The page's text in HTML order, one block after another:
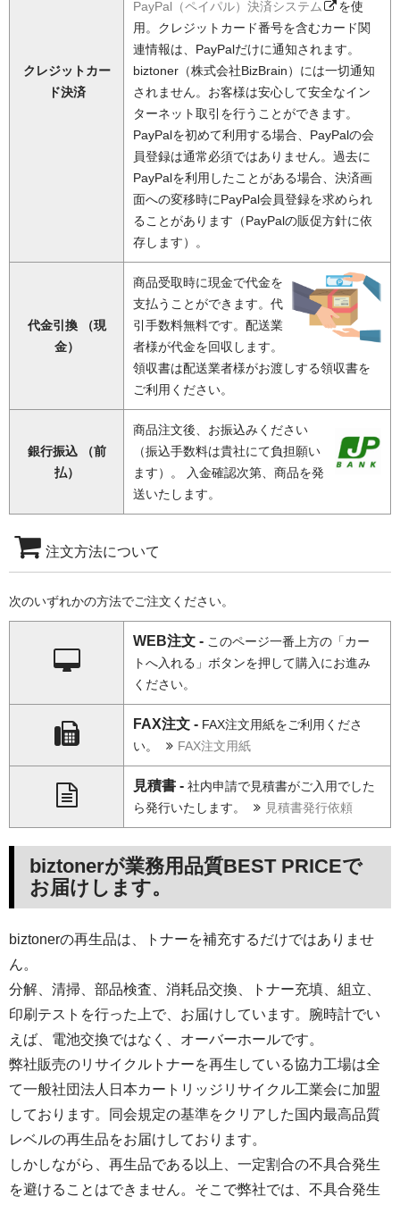
クレジットカー
ド決済
PayPal（ペイパル）決済システム
を使
用。クレジットカード番号を含むカード関
連情報は、PayPalだけに通知されます。
biztoner（株式会社BizBrain）には一切通知
されません。お客様は安心して安全なイン
ターネット取引を行うことができます。
PayPalを初めて利用する場合、PayPalの会
員登録は通常必須ではありません。過去に
PayPalを利用したことがある場合、決済画
面への変移時にPayPal会員登録を求められ
ることがあります（PayPalの販促方針に依
存します）。
代金引換 （現
金）
商品受取時に現金で代金を
支払うことができます。代
引手数料無料です。配送業
者様が代金を回収します。
領収書は配送業者様がお渡しする領収書を
ご利用ください。
銀行振込 （前
払）
商品注文後、お振込みください
（振込手数料は貴社にて負担願い
ます）。 入金確認次第、商品を発
送いたします。
注文方法について
次のいずれかの方法でご注文ください。
WEB注文 - このページ一番上方の「カー
トへ入れる」ボタンを押して購入にお進み
ください。
FAX注文 - FAX注文用紙をご利用くださ
い。
FAX注文用紙
見積書 - 社内申請で見積書がご入用でした
ら発行いたします。
見積書発行依頼
biztonerが業務用品質BEST PRICEで
お届けします。
biztonerの再生品は、トナーを補充するだけではありませ
ん。
分解、清掃、部品検査、消耗品交換、トナー充填、組立、
印刷テストを行った上で、お届けしています。腕時計でい
えば、電池交換ではなく、オーバーホールです。
弊社販売のリサイクルトナーを再生している協力工場は全
て一般社団法人日本カートリッジリサイクル工業会に加盟
しております。同会規定の基準をクリアした国内最高品質
レベルの再生品をお届けしております。
しかしながら、再生品である以上、一定割合の不具合発生
を避けることはできません。そこで弊社では、不具合発生